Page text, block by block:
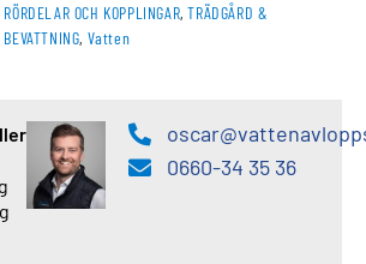
RÖRDELAR OCH KOPPLINGAR,TRÄDGÅRD &
BEVATTNING, Vatten
0660-34 35 36